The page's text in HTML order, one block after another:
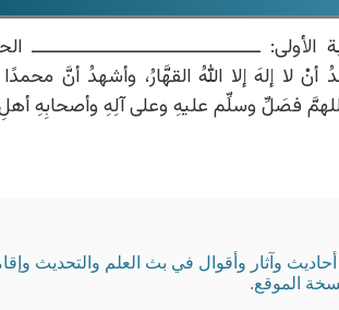
لا إلهَ إلا اللهُ القهَّارُ، وأشهدُ أنَّ
فصَلِّ وسلِّم عليهِ وعلى آلِهِ وأصحابِهِ
وآثار وأقوال في بث العلم والتحديث